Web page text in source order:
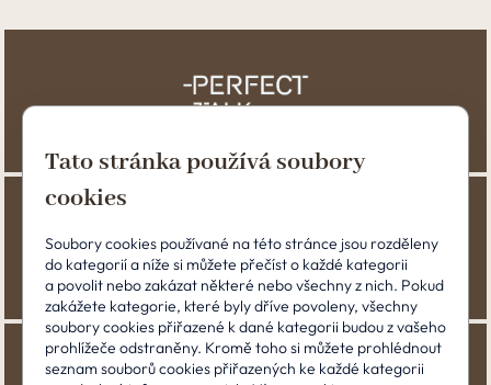
Tato stránka používá soubory
cookies
Soubory cookies používané na této stránce jsou rozděleny
do kategorií a níže si můžete přečíst o každé kategorii
a povolit nebo zakázat některé nebo všechny z nich. Pokud
zakážete kategorie, které byly dříve povoleny, všechny
soubory cookies přiřazené k dané kategorii budou z vašeho
prohlížeče odstraněny. Kromě toho si můžete prohlédnout
seznam souborů cookies přiřazených ke každé kategorii